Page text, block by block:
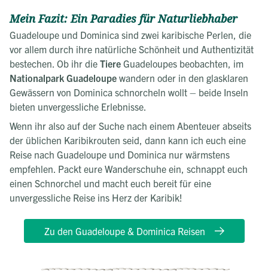
Mein Fazit: Ein Paradies für Naturliebhaber
Guadeloupe und Dominica sind zwei karibische Perlen, die
vor allem durch ihre natürliche Schönheit und Authentizität
bestechen. Ob ihr die Tiere Guadeloupes beobachten, im
Nationalpark Guadeloupe wandern oder in den glasklaren
Gewässern von Dominica schnorcheln wollt – beide Inseln
bieten unvergessliche Erlebnisse.
Wenn ihr also auf der Suche nach einem Abenteuer abseits
der üblichen Karibikrouten seid, dann kann ich euch eine
Reise nach Guadeloupe und Dominica nur wärmstens
empfehlen. Packt eure Wanderschuhe ein, schnappt euch
einen Schnorchel und macht euch bereit für eine
unvergessliche Reise ins Herz der Karibik!
Zu den Guadeloupe & Dominica Reisen